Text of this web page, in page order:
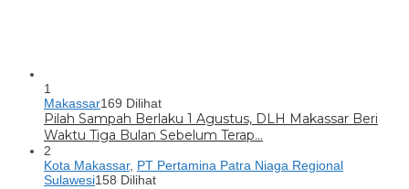
1
Makassar169 Dilihat
Pilah Sampah Berlaku 1 Agustus, DLH Makassar Beri
Waktu Tiga Bulan Sebelum Terap…
2
Kota Makassar, PT Pertamina Patra Niaga Regional
Sulawesi158 Dilihat